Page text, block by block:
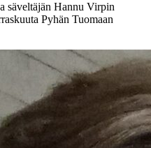
säveltäjän Hannu Virpin
Pyhän Tuomaan